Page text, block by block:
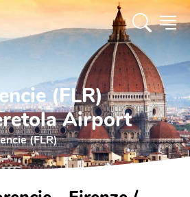
(FLR)
Airport
(FLR)